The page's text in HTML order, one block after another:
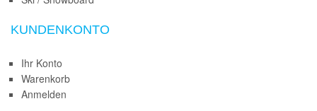
KUNDENKONTO
Ihr Konto
Warenkorb
Anmelden